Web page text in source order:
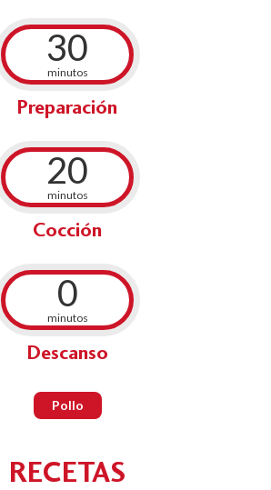
30
minutos
Preparación
20
minutos
Cocción
0
minutos
Descanso
Pollo
RECETAS